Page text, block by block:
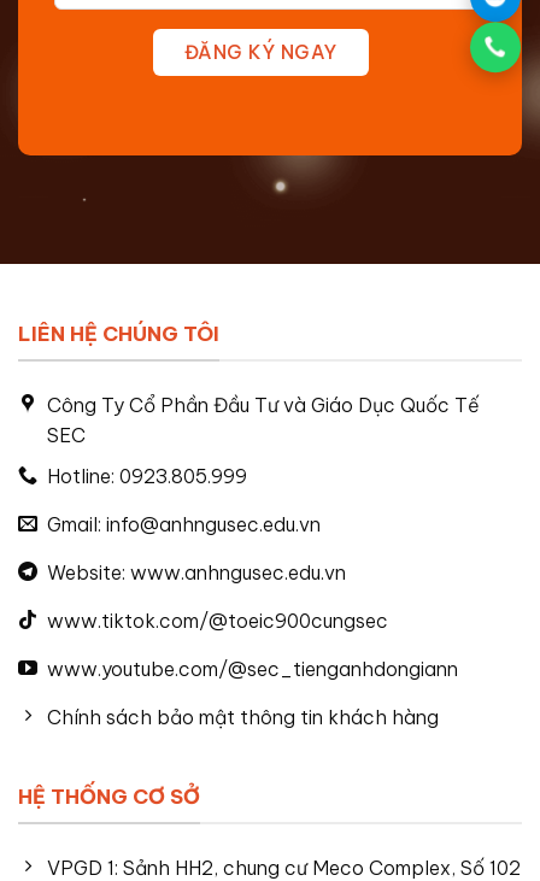
ĐĂNG KÝ NGAY
LIÊN HỆ CHÚNG TÔI
Công Ty Cổ Phần Đầu Tư và Giáo Dục Quốc Tế
SEC
Hotline: 0923.805.999
Gmail: info@anhngusec.edu.vn
Website: www.anhngusec.edu.vn
www.tiktok.com/@toeic900cungsec
www.youtube.com/@sec_tienganhdongiann
Chính sách bảo mật thông tin khách hàng
HỆ THỐNG CƠ SỞ
VPGD 1: Sảnh HH2, chung cư Meco Complex, Số 102